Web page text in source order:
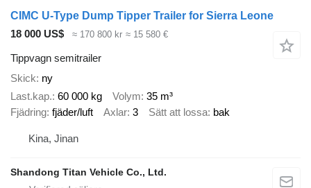
CIMC U-Type Dump Tipper Trailer for Sierra Leone
18 000 US$
≈ 170 800 kr ≈ 15 580 €
Tippvagn semitrailer
Skick ny
Last.kap. 60 000 kg Volym 35 m³
Fjädring fjäder/luft Axlar 3 Sätt att lossa bak
Kina, Jinan
Shandong Titan Vehicle Co., Ltd.